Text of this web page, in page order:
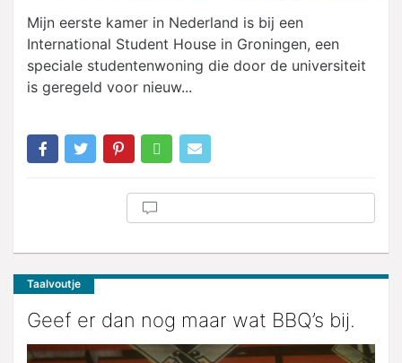
Mijn eerste kamer in Nederland is bij een
International Student House in Groningen, een
speciale studentenwoning die door de universiteit
is geregeld voor nieuw...
Taalvoutje
Geef er dan nog maar wat BBQ’s bij.